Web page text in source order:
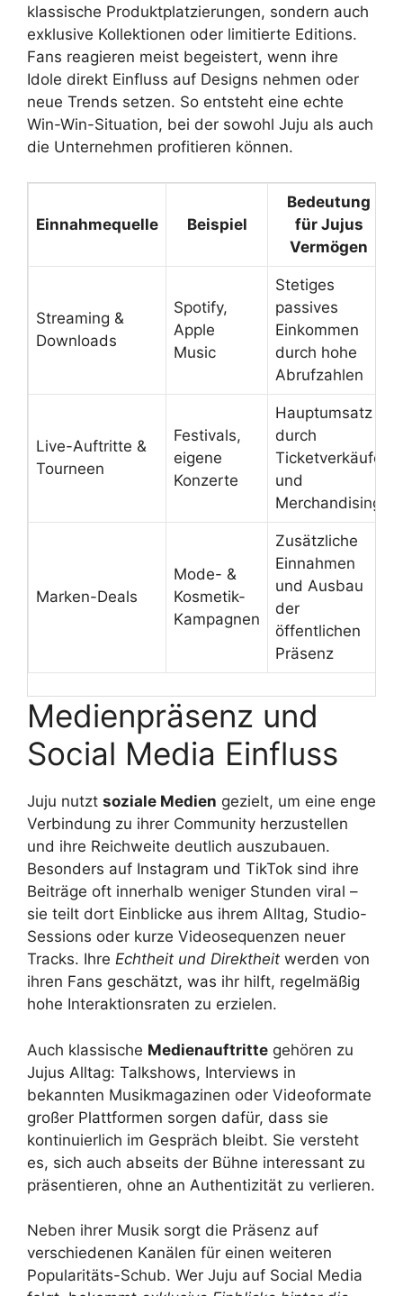
klassische Produktplatzierungen, sondern auch
exklusive Kollektionen oder limitierte Editions.
Fans reagieren meist begeistert, wenn ihre
Idole direkt Einfluss auf Designs nehmen oder
neue Trends setzen. So entsteht eine echte
Win-Win-Situation, bei der sowohl Juju als auch
die Unternehmen profitieren können.
Einnahmequelle Beispiel
Bedeutung
für Jujus
Vermögen
Streaming &
Downloads
Spotify,
Apple
Music
Stetiges
passives
Einkommen
durch hohe
Abrufzahlen
Live-Auftritte &
Tourneen
Festivals,
eigene
Konzerte
Hauptumsatz
durch
Ticketverkäufe
und
Merchandising
Marken-Deals
Mode- &
Kosmetik-
Kampagnen
Zusätzliche
Einnahmen
und Ausbau
der
öffentlichen
Präsenz
Medienpräsenz und
Social Media Einfluss
Juju nutzt soziale Medien gezielt, um eine enge
Verbindung zu ihrer Community herzustellen
und ihre Reichweite deutlich auszubauen.
Besonders auf Instagram und TikTok sind ihre
Beiträge oft innerhalb weniger Stunden viral –
sie teilt dort Einblicke aus ihrem Alltag, Studio-
Sessions oder kurze Videosequenzen neuer
Tracks. Ihre Echtheit und Direktheit werden von
ihren Fans geschätzt, was ihr hilft, regelmäßig
hohe Interaktionsraten zu erzielen.
Auch klassische Medienauftritte gehören zu
Jujus Alltag: Talkshows, Interviews in
bekannten Musikmagazinen oder Videoformate
großer Plattformen sorgen dafür, dass sie
kontinuierlich im Gespräch bleibt. Sie versteht
es, sich auch abseits der Bühne interessant zu
präsentieren, ohne an Authentizität zu verlieren.
Neben ihrer Musik sorgt die Präsenz auf
verschiedenen Kanälen für einen weiteren
Popularitäts-Schub. Wer Juju auf Social Media